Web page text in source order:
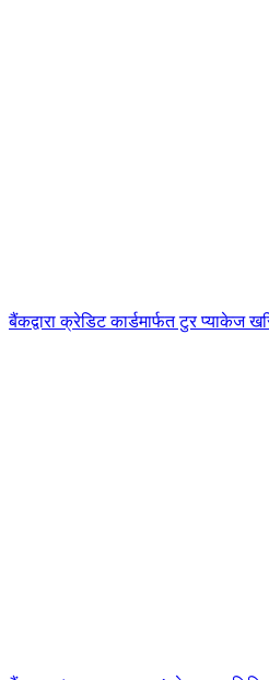
बैंकद्वारा क्रेडिट कार्डमार्फत टुर प्याकेज